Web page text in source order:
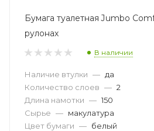
Бумага туалетная Jumbo
рулонах
В наличии
Наличие втулки — да
Количество слоев — 2
Длина намотки — 150
Сырье — макулатура
Цвет бумаги — белый